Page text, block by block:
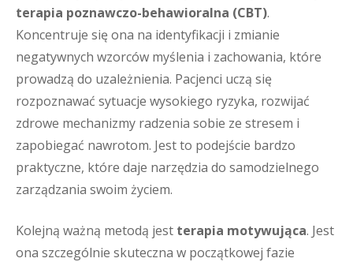
terapia poznawczo-behawioralna (CBT).
Koncentruje się ona na identyfikacji i zmianie
negatywnych wzorców myślenia i zachowania, które
prowadzą do uzależnienia. Pacjenci uczą się
rozpoznawać sytuacje wysokiego ryzyka, rozwijać
zdrowe mechanizmy radzenia sobie ze stresem i
zapobiegać nawrotom. Jest to podejście bardzo
praktyczne, które daje narzędzia do samodzielnego
zarządzania swoim życiem.
Kolejną ważną metodą jest terapia motywująca. Jest
ona szczególnie skuteczna w początkowej fazie